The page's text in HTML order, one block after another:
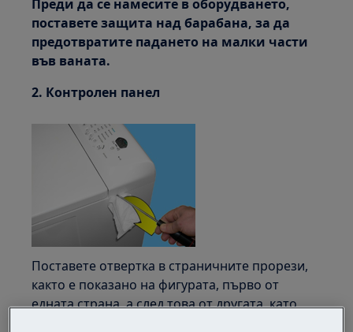
Преди да се намесите в оборудването,
поставете защита над барабана, за да
предотвратите падането на малки части
във ваната.
2. Контролен панел
Поставете отвертка в страничните прорези,
както е показано на фигурата, първо от
едната страна, а след това от другата, като